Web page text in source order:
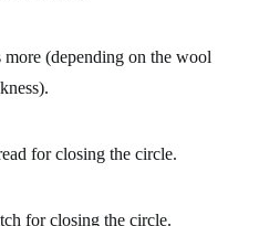
(depending on the wool
for closing the circle.
for closing the circle.